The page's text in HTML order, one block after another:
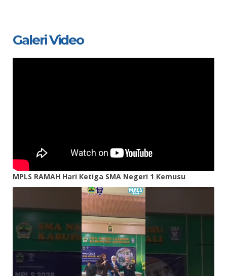
Galeri Video
MPLS RAMAH Hari Ketiga SMA Negeri 1 Kemusu